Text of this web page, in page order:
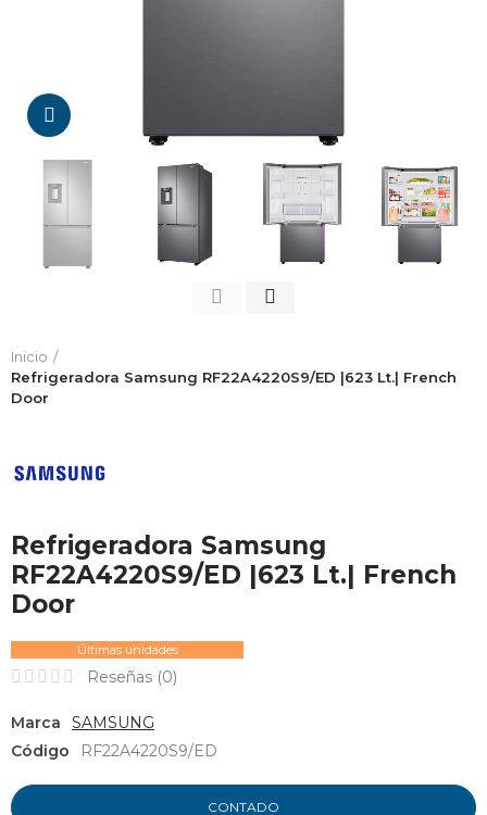
Inicio
Refrigeradora Samsung RF22A4220S9/ED |623 Lt.| French
Door
Refrigeradora Samsung
RF22A4220S9/ED |623 Lt.| French
Door
Últimas unidades
Reseñas (0)
Marca
SAMSUNG
Código
RF22A4220S9/ED
CONTADO